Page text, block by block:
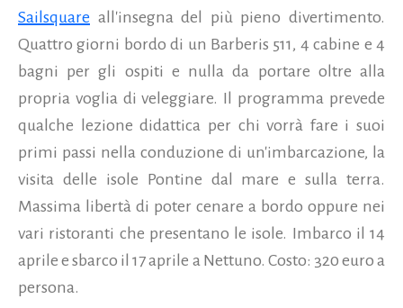
Sailsquare all'insegna del più pieno divertimento.
Quattro giorni bordo di un Barberis 511, 4 cabine e 4
bagni per gli ospiti e nulla da portare oltre alla
propria voglia di veleggiare. Il programma prevede
qualche lezione didattica per chi vorrà fare i suoi
primi passi nella conduzione di un'imbarcazione, la
visita delle isole Pontine dal mare e sulla terra.
Massima libertà di poter cenare a bordo oppure nei
vari ristoranti che presentano le isole. Imbarco il 14
aprile e sbarco il 17 aprile a Nettuno. Costo: 320 euro a
persona.